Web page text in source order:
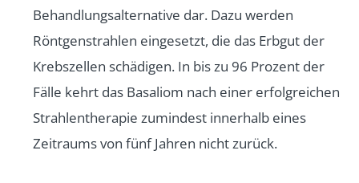
Behandlungsalternative dar. Dazu werden
Röntgenstrahlen eingesetzt, die das Erbgut der
Krebszellen schädigen. In bis zu 96 Prozent der
Fälle kehrt das Basaliom nach einer erfolgreichen
Strahlentherapie zumindest innerhalb eines
Zeitraums von fünf Jahren nicht zurück.